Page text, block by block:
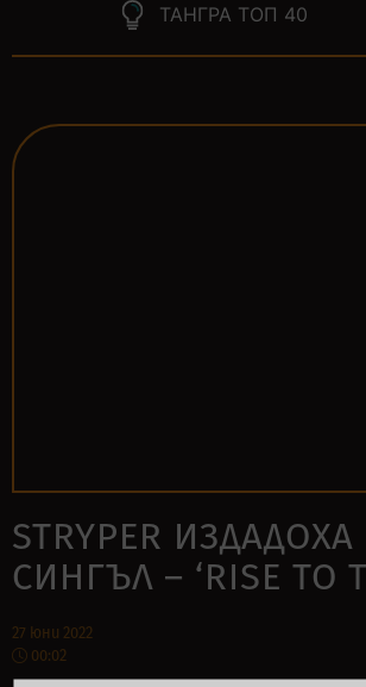
ТАНГРА ТОП 40
STRYPER
СИНГЪЛ – ‘RISE TO
27 юни 2022
00:02